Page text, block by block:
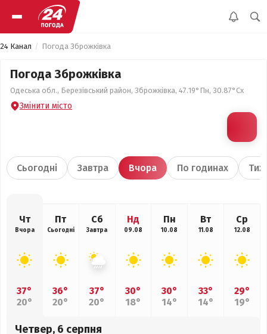
24 Канал Погода Зброжківка
Погода Зброжківка
Одеська обл., Березівський район, Зброжківка, 47.19°Пн, 30.87°Сх
Змінити місто
Сьогодні Завтра Вчора По годинах
Чт
Вчора
37°
20°
Пт
Сьогодні
36°
20°
Сб
Завтра
37°
20°
Нд
09.08
30°
18°
Пн
10.08
30°
14°
Вт
11.08
33°
14°
Ср
12.08
29°
19°
Четвер, 6 серпня